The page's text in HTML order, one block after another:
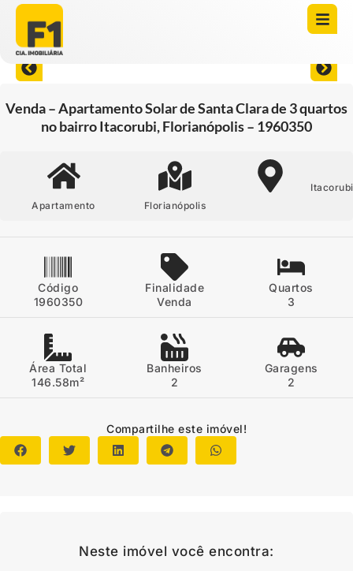
Venda – Apartamento Solar de Santa Clara de 3 quartos
no bairro Itacorubi, Florianópolis – 1960350
Apartamento Florianópolis
Itacorubi
Código
1960350
Finalidade
Venda
Quartos
3
Área Total
146.58m²
Banheiros
2
Garagens
2
Compartilhe este imóvel!
Neste imóvel você encontra: